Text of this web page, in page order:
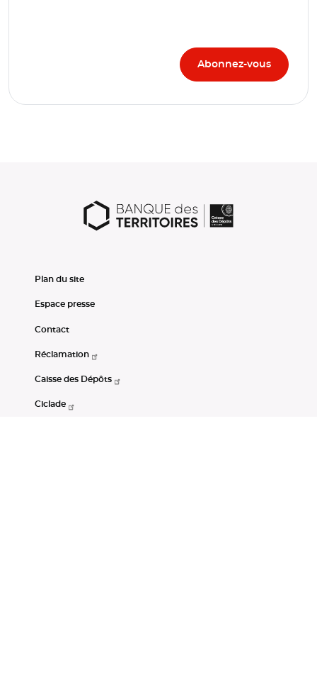
Plan du site
Espace presse
Contact
Réclamation
Caisse des Dépôts
Ciclade